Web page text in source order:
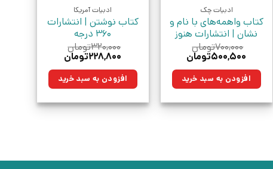
ادبیات چک
کتاب واهمه‌های با نام و
نشان | انتشارات هنوز
۷۰۰,۰۰۰تومان
قیمت
۷۰۰,۰۰۰تومان
بود.
۵۰۰,۵۰۰تومانقیمت
۵۰۰,۵۰۰تومان.افزودن به سبد خرید
ادبیات آمریکا
کتاب نوشتن | انتشارات
360 درجه
۳۲۰,۰۰۰تومان
قیمت
۳۲۰,۰۰۰تومان
بود.
۲۲۸,۸۰۰تومانقیمت
۲۲۸,۸۰۰تومان.افزودن به سبد خرید